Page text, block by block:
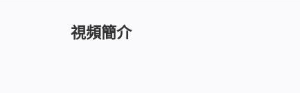
視頻簡介